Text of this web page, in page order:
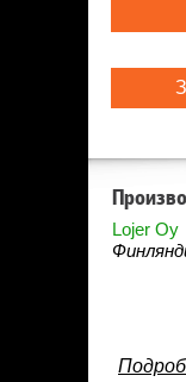
Lojer Oy